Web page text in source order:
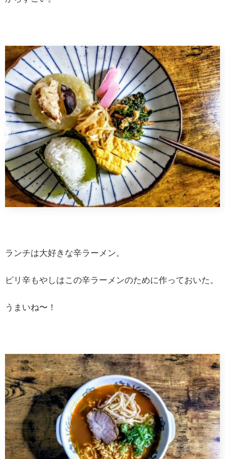
ランチは大好きな辛ラーメン。
ピリ辛もやしはこの辛ラーメンのために作っておいた。
うまいね〜！